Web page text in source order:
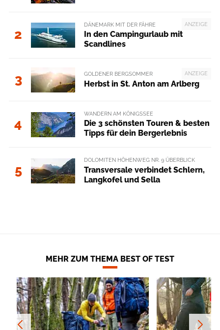
2
ANZEIGE
DÄNEMARK MIT DER FÄHRE
In den Campingurlaub mit
Scandlines
3 ANZEIGE
GOLDENER BERGSOMMER
Herbst in St. Anton am Arlberg
4
WANDERN AM KÖNIGSSEE
Die 3 schönsten Touren & besten
Tipps für dein Bergerlebnis
5
DOLOMITEN HÖHENWEG NR. 9 ÜBERBLICK
Transversale verbindet Schlern,
Langkofel und Sella
MEHR ZUM THEMA BEST OF TEST